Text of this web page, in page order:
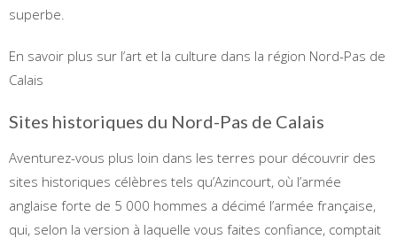
superbe.
En savoir plus sur l’art et la culture dans la région Nord-Pas de
Calais
Sites historiques du Nord-Pas de Calais
Aventurez-vous plus loin dans les terres pour découvrir des
sites historiques célèbres tels qu’Azincourt, où l’armée
anglaise forte de 5 000 hommes a décimé l’armée française,
qui, selon la version à laquelle vous faites confiance, comptait